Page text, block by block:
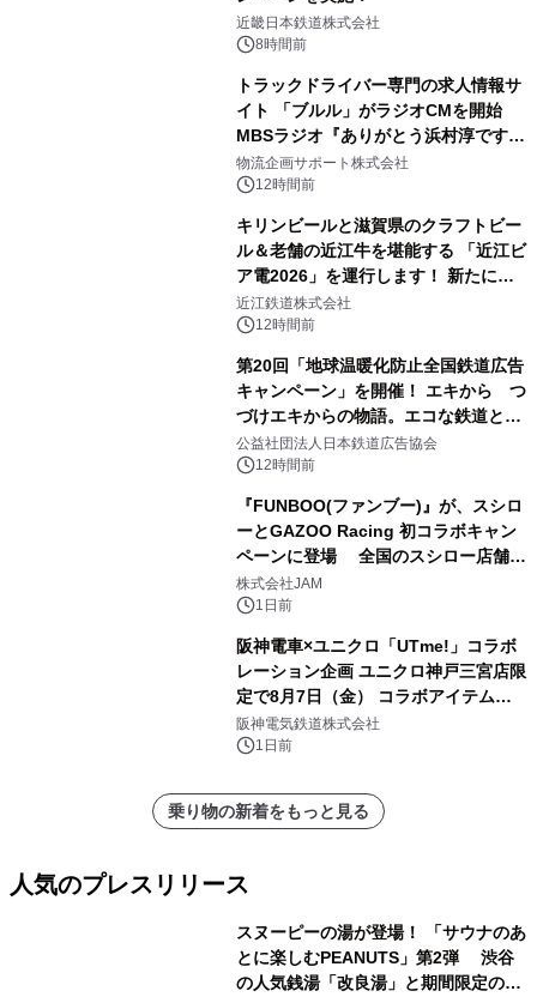
近畿日本鉄道株式会社
8時間前
トラックドライバー専門の求人情報サ
イト 「ブルル」がラジオCMを開始
MBSラジオ『ありがとう浜村淳です』
にて8月1日(土)より
物流企画サポート株式会社
12時間前
キリンビールと滋賀県のクラフトビー
ル＆老舗の近江牛を堪能する 「近江ビ
ア電2026」を運行します！ 新たに
「長濱浪漫ビール」が参加！キリン一
番搾り飲み放題が復活！
近江鉄道株式会社
12時間前
第20回「地球温暖化防止全国鉄道広告
キャンペーン」を開催！ エキから つ
づけエキからの物語。エコな鉄道とと
もに。
公益社団法人日本鉄道広告協会
12時間前
『FUNBOO(ファンブー)』が、スシロ
ーとGAZOO Racing 初コラボキャン
ペーンに登場 全国のスシロー店舗で
GR 4車種の FUNBOO(ミニカー)付き
メニューが展開されます
株式会社JAM
1日前
阪神電車×ユニクロ「UTme!」コラボ
レーション企画 ユニクロ神戸三宮店限
定で8月7日（金） コラボアイテムが
発売決定！
阪神電気鉄道株式会社
1日前
乗り物の新着をもっと見る
人気のプレスリリース
スヌーピーの湯が登場！ 「サウナのあ
とに楽しむPEANUTS」第2弾 渋谷
の人気銭湯「改良湯」と期間限定のコ